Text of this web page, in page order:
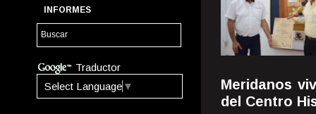
INFORMES
Traductor
Select Language ▼
Meridanos
del Centro